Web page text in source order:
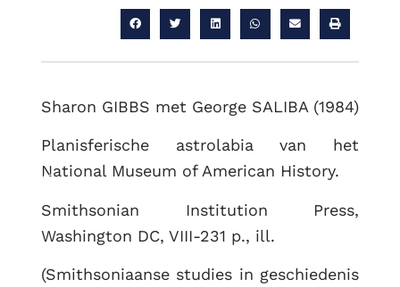
RUG
Sharon GIBBS met George SALIBA (1984)
Planisferische astrolabia van het
National Museum of American History.
Smithsonian Institution Press,
Washington DC, VIII-231 p., ill.
(Smithsoniaanse studies in geschiedenis